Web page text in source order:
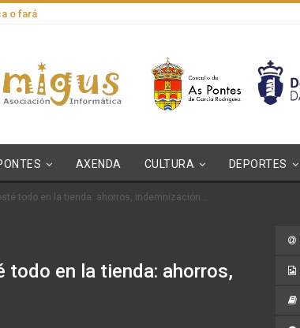
o fará
AXENDA CULTURA DEPORTES
todo en la tienda: ahorros, indemnización…
todo en la tienda: ahorros,